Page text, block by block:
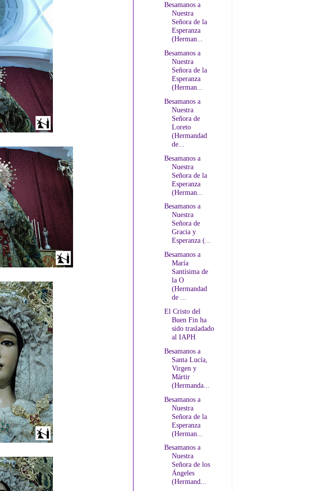
Besamanos a
Nuestra
Señora de la
Esperanza
(Herman...
Besamanos a
Nuestra
Señora de la
Esperanza
(Herman...
Besamanos a
Nuestra
Señora de
Loreto
(Hermandad
de...
Besamanos a
Nuestra
Señora de la
Esperanza
(Herman...
Besamanos a
Nuestra
Señora de
Gracia y
Esperanza (...
Besamanos a
María
Santísima de
la O
(Hermandad
de ...
El Cristo del
Buen Fin ha
sido trasladado
al IAPH
Besamanos a
Santa Lucía,
Virgen y
Mártir
(Hermanda...
Besamanos a
Nuestra
Señora de la
Esperanza
(Herman...
Besamanos a
Nuestra
Señora de los
Ángeles
(Hermand...